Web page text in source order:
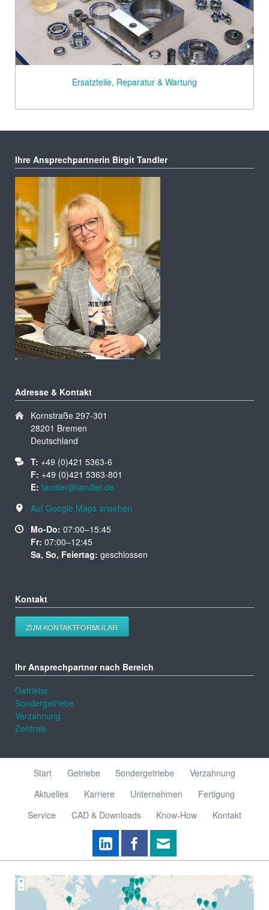
Ersatzteile, Reparatur & Wartung
Ihre Ansprechpartnerin Birgit Tandler
Adresse & Kontakt
Kornstraße 297-301
28201 Bremen
Deutschland
T: +49 (0)421 5363-6
F: +49 (0)421 5363-801
E: tandler@tandler.de
Auf Google Maps ansehen
Mo-Do: 07:00–15:45
Fr: 07:00–12:45
Sa, So, Feiertag: geschlossen
Kontakt
ZUM KONTAKTFORMULAR
Ihr Ansprechpartner nach Bereich
Getriebe
Sondergetriebe
Verzahnung
Zentrale
Navigation
Start Getriebe Sondergetriebe
Verzahnung
Aktuelles
Karriere Unternehmen
Fertigung
Service
CAD & Downloads Know-How Kontakt